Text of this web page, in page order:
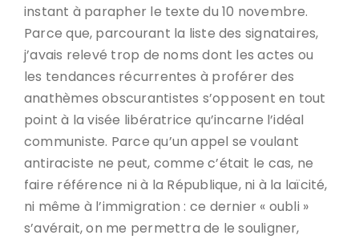
instant à parapher le texte du 10 novembre.
Parce que, parcourant la liste des signataires,
j’avais relevé trop de noms dont les actes ou
les tendances récurrentes à proférer des
anathèmes obscurantistes s’opposent en tout
point à la visée libératrice qu’incarne l’idéal
communiste. Parce qu’un appel se voulant
antiraciste ne peut, comme c’était le cas, ne
faire référence ni à la République, ni à la laïcité,
ni même à l’immigration : ce dernier « oubli »
s’avérait, on me permettra de le souligner,